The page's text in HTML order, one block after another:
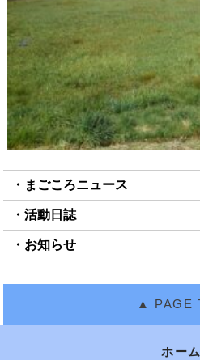
まごころニュース
活動日誌
お知らせ
ホーム